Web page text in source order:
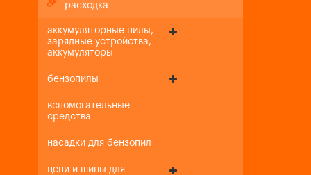
расходка
аккумуляторные пилы,
зарядные устройства,
аккумуляторы
бензопилы
вспомогательные
средства
насадки для бензопил
цепи и шины для